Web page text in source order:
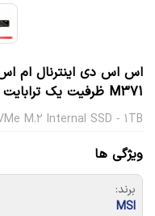
M371 ظرفیت یک ترابایت (بدون جعبه)
M.2 Internal SSD - 1TB
ویژگی ها
برند:
MSI